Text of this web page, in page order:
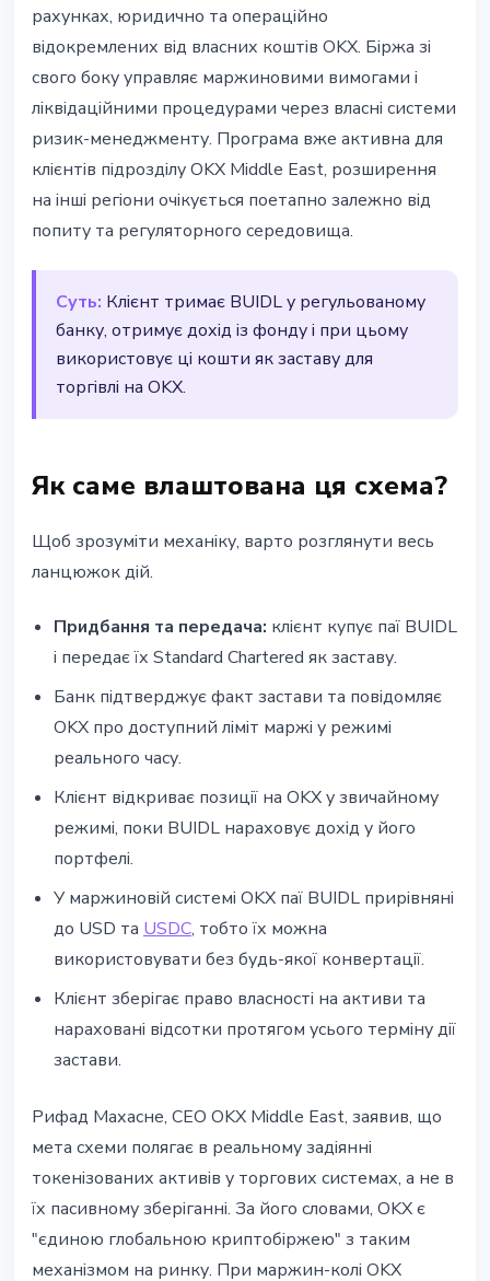
рахунках, юридично та операційно
відокремлених від власних коштів OKX. Біржа зі
свого боку управляє маржиновими вимогами і
ліквідаційними процедурами через власні системи
ризик-менеджменту. Програма вже активна для
клієнтів підрозділу OKX Middle East, розширення
на інші регіони очікується поетапно залежно від
попиту та регуляторного середовища.
Суть: Клієнт тримає BUIDL у регульованому
банку, отримує дохід із фонду і при цьому
використовує ці кошти як заставу для
торгівлі на OKX.
Як саме влаштована ця схема?
Щоб зрозуміти механіку, варто розглянути весь
ланцюжок дій.
Придбання та передача: клієнт купує паї BUIDL
і передає їх Standard Chartered як заставу.
Банк підтверджує факт застави та повідомляє
OKX про доступний ліміт маржі у режимі
реального часу.
Клієнт відкриває позиції на OKX у звичайному
режимі, поки BUIDL нараховує дохід у його
портфелі.
У маржиновій системі OKX паї BUIDL прирівняні
до USD та USDC, тобто їх можна
використовувати без будь-якої конвертації.
Клієнт зберігає право власності на активи та
нараховані відсотки протягом усього терміну дії
застави.
Рифад Махасне, CEO OKX Middle East, заявив, що
мета схеми полягає в реальному задіянні
токенізованих активів у торгових системах, а не в
їх пасивному зберіганні. За його словами, OKX є
"єдиною глобальною криптобіржею" з таким
механізмом на ринку. При маржин-колі OKX